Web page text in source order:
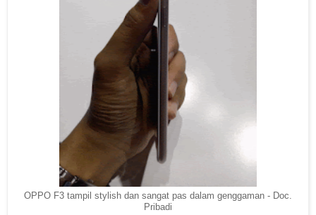
OPPO F3 tampil stylish dan sangat pas dalam genggaman - Doc.
Pribadi